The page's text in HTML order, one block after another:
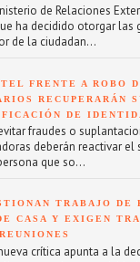
de Relaciones
ha decidido otorgar las
de la ciudadan...
FRENTE A ROBO
RECUPERARÁN
DE
fraudes o
deberán reactivar el
que so...
TRABAJO
CASA Y EXIGEN
crítica apunta a la